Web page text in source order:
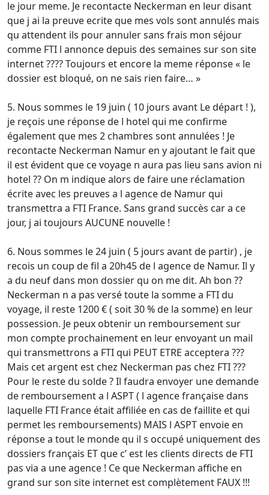
le jour meme. Je recontacte Neckerman en leur disant
que j ai la preuve ecrite que mes vols sont annulés mais
qu attendent ils pour annuler sans frais mon séjour
comme FTI l annonce depuis des semaines sur son site
internet ???? Toujours et encore la meme réponse « le
dossier est bloqué, on ne sais rien faire… »
5. Nous sommes le 19 juin ( 10 jours avant Le départ ! ),
je reçois une réponse de l hotel qui me confirme
également que mes 2 chambres sont annulées ! Je
recontacte Neckerman Namur en y ajoutant le fait que
il est évident que ce voyage n aura pas lieu sans avion ni
hotel ?? On m indique alors de faire une réclamation
écrite avec les preuves a l agence de Namur qui
transmettra a FTI France. Sans grand succès car a ce
jour, j ai toujours AUCUNE nouvelle !
6. Nous sommes le 24 juin ( 5 jours avant de partir) , je
recois un coup de fil a 20h45 de l agence de Namur. Il y
a du neuf dans mon dossier qu on me dit. Ah bon ??
Neckerman n a pas versé toute la somme a FTI du
voyage, il reste 1200 € ( soit 30 % de la somme) en leur
possession. Je peux obtenir un remboursement sur
mon compte prochainement en leur envoyant un mail
qui transmettrons a FTI qui PEUT ETRE acceptera ???
Mais cet argent est chez Neckerman pas chez FTI ???
Pour le reste du solde ? Il faudra envoyer une demande
de remboursement a l ASPT ( l agence française dans
laquelle FTI France était affiliée en cas de faillite et qui
permet les remboursements) MAIS l ASPT envoie en
réponse a tout le monde qu il s occupé uniquement des
dossiers français ET que c’ est les clients directs de FTI
pas via a une agence ! Ce que Neckerman affiche en
grand sur son site internet est complètement FAUX !!!